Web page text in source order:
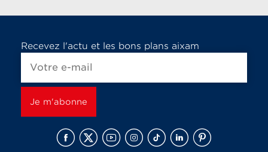
Recevez l'actu et les bons plans aixam